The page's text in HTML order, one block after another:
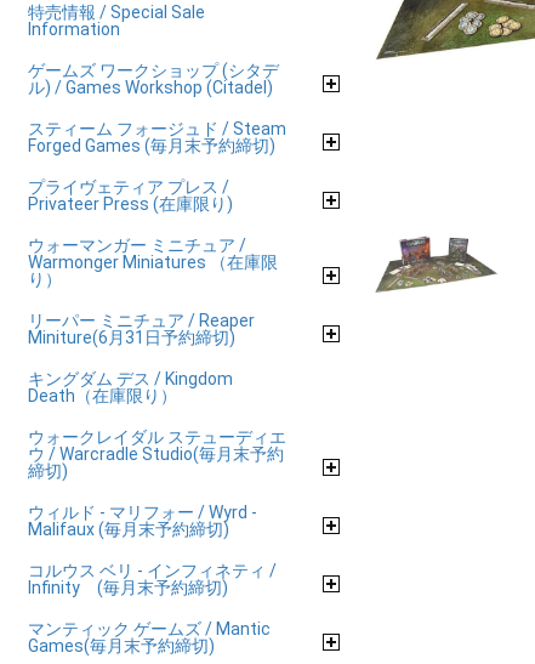
特売情報 / Special Sale
Information
ゲームズ ワークショップ (シタデ
ル) / Games Workshop (Citadel)
スティーム フォージュド / Steam
Forged Games (毎月末予約締切)
プライヴェティア プレス /
Privateer Press (在庫限り)
ウォーマンガー ミニチュア /
Warmonger Miniatures （在庫限
り）
リーパー ミニチュア / Reaper
Miniture(6月31日予約締切)
キングダム デス / Kingdom
Death（在庫限り）
ウォークレイダル ステューディエ
ウ / Warcradle Studio(毎月末予約
締切)
ウィルド - マリフォー / Wyrd -
Malifaux (毎月末予約締切)
コルウス ベリ - インフィネティ /
Infinity (毎月末予約締切)
マンティック ゲームズ / Mantic
Games(毎月末予約締切)